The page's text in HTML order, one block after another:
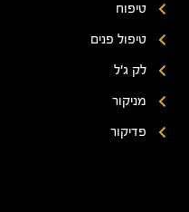
טיפוח
טיפול פנים
לק ג'ל
מניקור
פדיקור